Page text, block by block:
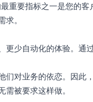
重要指标之一是您的
。
更少自动化的体验。通
们对业务的依恋。因此
被要求这样做。